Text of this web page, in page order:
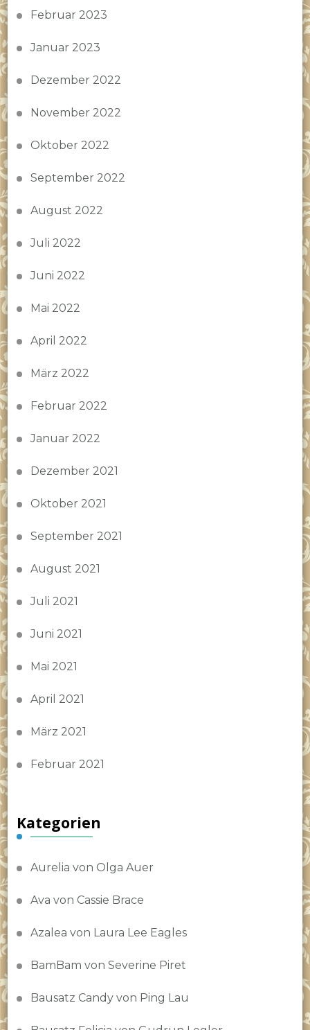
Februar 2023
Januar 2023
Dezember 2022
November 2022
Oktober 2022
September 2022
August 2022
Juli 2022
Juni 2022
Mai 2022
April 2022
März 2022
Februar 2022
Januar 2022
Dezember 2021
Oktober 2021
September 2021
August 2021
Juli 2021
Juni 2021
Mai 2021
April 2021
März 2021
Februar 2021
Kategorien
Aurelia von Olga Auer
Ava von Cassie Brace
Azalea von Laura Lee Eagles
BamBam von Severine Piret
Bausatz Candy von Ping Lau